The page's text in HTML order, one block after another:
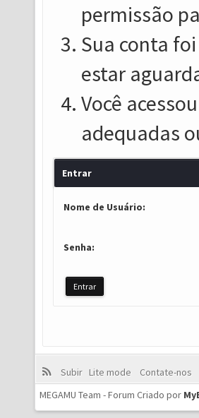
permissão
Sua conta
estar
Você
adequadas
Entrar
Nome de Usuário:
Senha:
Subir Lite mode
Contate-nos
MEGAMU Team - Forum Criado por